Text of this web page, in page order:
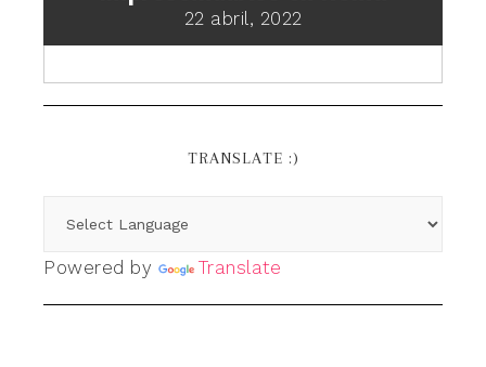
22 abril, 2022
TRANSLATE :)
Powered by Translate